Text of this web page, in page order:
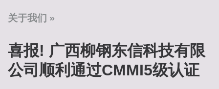
关于我们
喜报! 广西柳钢东信科技有限
公司顺利通过CMMI5级认证